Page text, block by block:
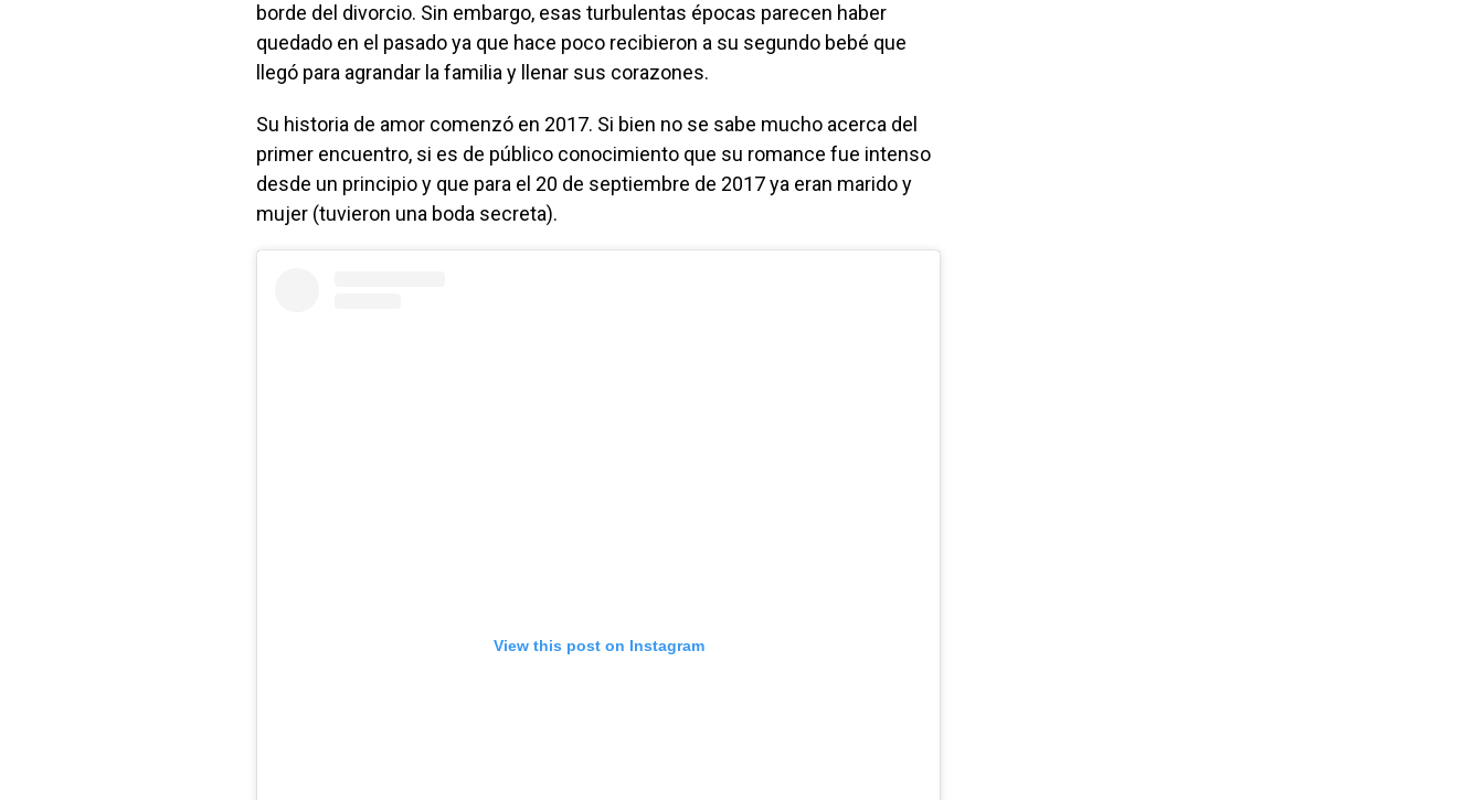
borde del divorcio. Sin embargo, esas turbulentas épocas parecen haber
quedado en el pasado ya que hace poco recibieron a su segundo bebé que
llegó para agrandar la familia y llenar sus corazones.
Su historia de amor comenzó en 2017. Si bien no se sabe mucho acerca del
primer encuentro, si es de público conocimiento que su romance fue intenso
desde un principio y que para el 20 de septiembre de 2017 ya eran marido y
mujer (tuvieron una boda secreta).
View this post on Instagram